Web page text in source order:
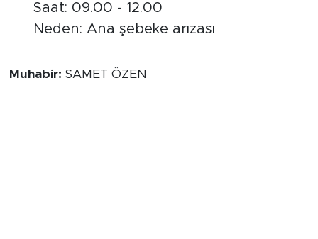
Saat: 09.00 - 12.00
Neden: Ana şebeke arızası
Muhabir: SAMET ÖZEN